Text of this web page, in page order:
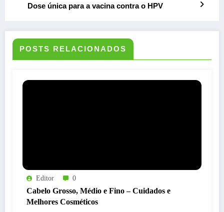
Dose única para a vacina contra o HPV
POSTS RELACIONADOS
Editor 0
Cabelo Grosso, Médio e Fino – Cuidados e
Melhores Cosméticos